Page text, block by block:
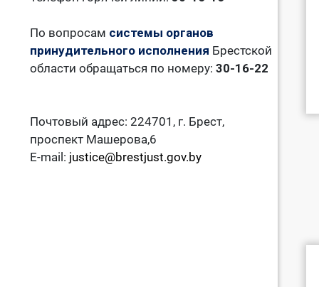
По вопросам системы органов
принудительного исполнения Брестской
области обращаться по номеру: 30-16-22
Почтовый адрес: 224701, г. Брест,
проспект Машерова,6
E-mail: justice@brestjust.gov.by